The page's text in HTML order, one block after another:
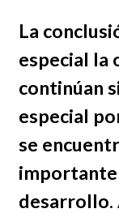
La
especial la
continúan
especial
se
desarrollo.